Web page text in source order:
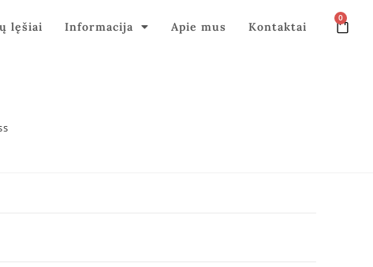
lęšiai Informacija Apie mus Kontaktai
0